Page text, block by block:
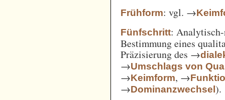
Frühform: vgl. →
Fünfschritt:
Bestimmung eines
Präzisierung des →
→Umschlags von
→Keimform, →
→Dominanzwechsel).